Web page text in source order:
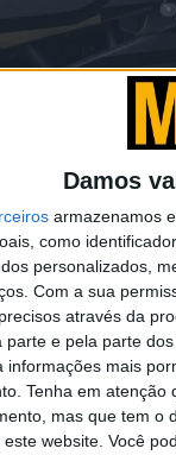
Damos
armazenamos
como
personalizados,
Com a sua
através da
e pela parte
informações mais
Tenha em atenção
mas que tem o
website. Você